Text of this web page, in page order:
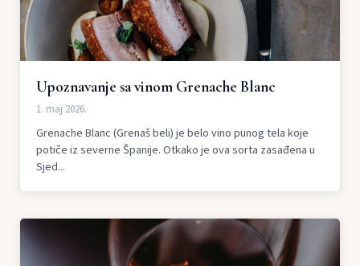
Upoznavanje sa vinom Grenache Blanc
1. maj 2026.
Grenache Blanc (Grenaš beli) je belo vino punog tela koje
potiče iz severne Španije. Otkako je ova sorta zasađena u
Sjed...